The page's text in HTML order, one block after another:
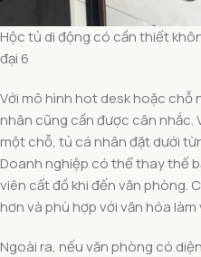
Hộc tủ di động có cần thiết
đại 6
Với mô hình hot desk hoặc chỗ
nhân cũng cần được cân nhắc.
một chỗ, tủ cá nhân đặt dưới
Doanh nghiệp có thể thay thế
viên cất đồ khi đến văn phòng.
hơn và phù hợp với văn hóa
Ngoài ra, nếu văn phòng có